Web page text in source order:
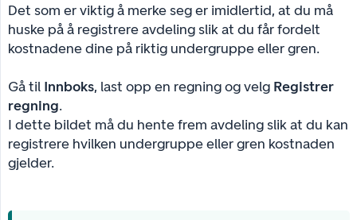
Det som er viktig å merke seg er imidlertid, at du må
huske på å registrere avdeling slik at du får fordelt
kostnadene dine på riktig undergruppe eller gren.
Gå til Innboks, last opp en regning og velg Registrer
regning.
I dette bildet må du hente frem avdeling slik at du kan
registrere hvilken undergruppe eller gren kostnaden
gjelder.